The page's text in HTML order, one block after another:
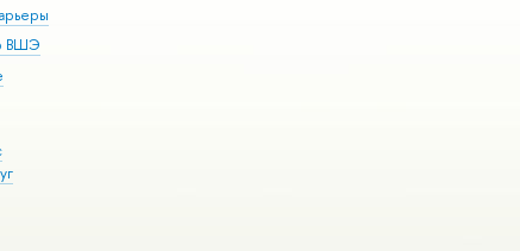
ВШЭ